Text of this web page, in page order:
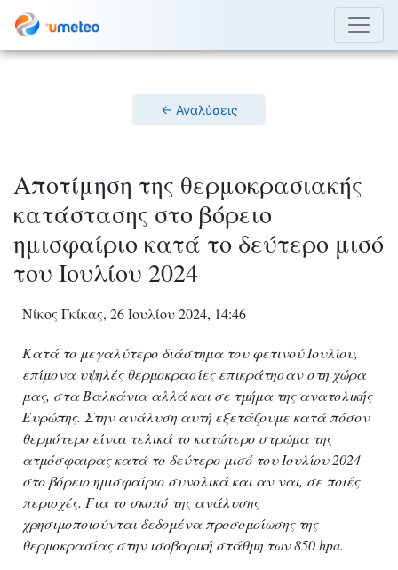
← Αναλύσεις
Αποτίμηση της θερμοκρασιακής
κατάστασης στο βόρειο
ημισφαίριο κατά το δεύτερο μισό
του Ιουλίου 2024
Νίκος Γκίκας, 26 Ιουλίου 2024, 14:46
Κατά το μεγαλύτερο διάστημα του φετινού Ιουλίου,
επίμονα υψηλές θερμοκρασίες επικράτησαν στη χώρα
μας, στα Βαλκάνια αλλά και σε τμήμα της ανατολικής
Ευρώπης. Στην ανάλυση αυτή εξετάζουμε κατά πόσον
θερμότερο είναι τελικά το κατώτερο στρώμα της
ατμόσφαιρας κατά το δεύτερο μισό του Ιουλίου 2024
στο βόρειο ημισφαίριο συνολικά και αν ναι, σε ποιές
περιοχές. Για το σκοπό της ανάλυσης
χρησιμοποιούνται δεδομένα προσομοίωσης της
θερμοκρασίας στην ισοβαρική στάθμη των 850 hpa.